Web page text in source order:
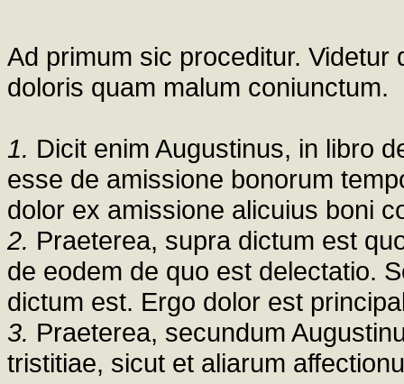
Ad primum sic proceditur.
doloris quam malum coniunctum.
1. Dicit enim Augustinus, in libro
esse de amissione bonorum
dolor ex amissione alicuius boni
2. Praeterea, supra dictum est
de eodem de quo est delectatio.
dictum est. Ergo dolor est
3. Praeterea, secundum
tristitiae, sicut et aliarum